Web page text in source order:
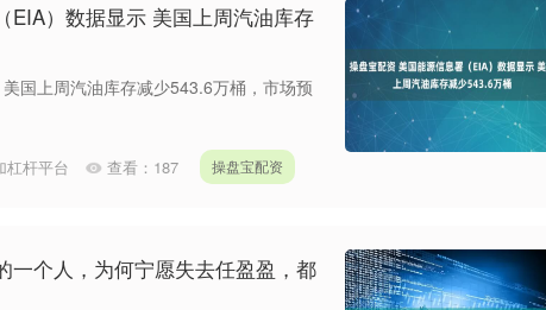
EIA）数据显示 美国上周汽油库存
国上周汽油库存减少543.6万桶，市场预
杠杆平台 查看： 187 操盘宝配资
一个人，为何宁愿失去任盈盈，都